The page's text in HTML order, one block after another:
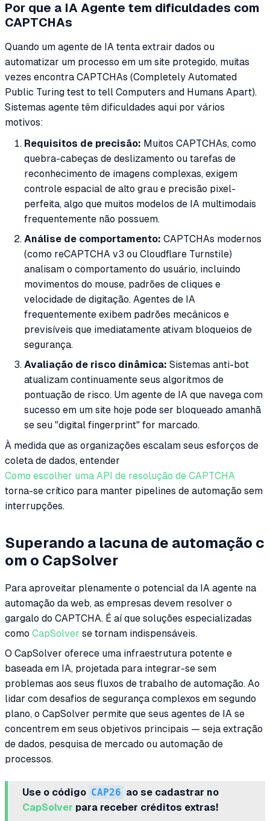
Por que a IA Agente tem dificuldades com
CAPTCHAs
Quando um agente de IA tenta extrair dados ou
automatizar um processo em um site protegido, muitas
vezes encontra CAPTCHAs (Completely Automated
Public Turing test to tell Computers and Humans Apart).
Sistemas agente têm dificuldades aqui por vários
motivos:
Requisitos de precisão: Muitos CAPTCHAs, como
quebra-cabeças de deslizamento ou tarefas de
reconhecimento de imagens complexas, exigem
controle espacial de alto grau e precisão pixel-
perfeita, algo que muitos modelos de IA multimodais
frequentemente não possuem.
Análise de comportamento: CAPTCHAs modernos
(como reCAPTCHA v3 ou Cloudflare Turnstile)
analisam o comportamento do usuário, incluindo
movimentos do mouse, padrões de cliques e
velocidade de digitação. Agentes de IA
frequentemente exibem padrões mecânicos e
previsíveis que imediatamente ativam bloqueios de
segurança.
Avaliação de risco dinâmica: Sistemas anti-bot
atualizam continuamente seus algoritmos de
pontuação de risco. Um agente de IA que navega com
sucesso em um site hoje pode ser bloqueado amanhã
se seu "digital fingerprint" for marcado.
À medida que as organizações escalam seus esforços de
coleta de dados, entender
Como escolher uma API de resolução de CAPTCHA
torna-se crítico para manter pipelines de automação sem
interrupções.
Superando a lacuna de automação c
om o CapSolver
Para aproveitar plenamente o potencial da IA agente na
automação da web, as empresas devem resolver o
gargalo do CAPTCHA. É aí que soluções especializadas
como CapSolver se tornam indispensáveis.
O CapSolver oferece uma infraestrutura potente e
baseada em IA, projetada para integrar-se sem
problemas aos seus fluxos de trabalho de automação. Ao
lidar com desafios de segurança complexos em segundo
plano, o CapSolver permite que seus agentes de IA se
concentrem em seus objetivos principais — seja extração
de dados, pesquisa de mercado ou automação de
processos.
Use o código CAP26 ao se cadastrar no
CapSolver para receber créditos extras!